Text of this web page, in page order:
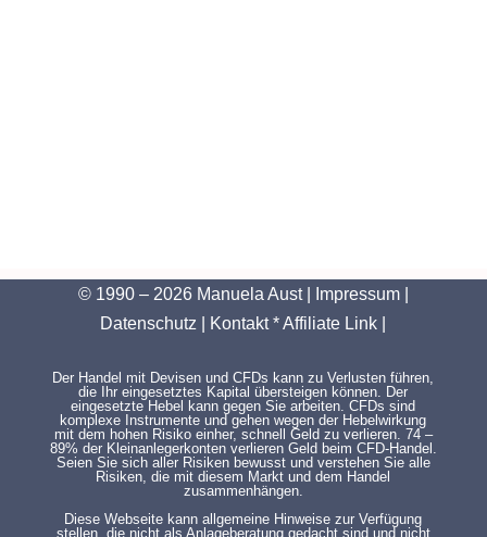
© 1990 – 2026 Manuela Aust | Impressum|
Datenschutz
Kontakt* Affiliate Link |
Der Handel mit Devisen und CFDs kann zu Verlusten führen,
die Ihr eingesetztes Kapital übersteigen können. Der
eingesetzte Hebel kann gegen Sie arbeiten. CFDs sind
komplexe Instrumente und gehen wegen der Hebelwirkung
mit dem hohen Risiko einher, schnell Geld zu verlieren. 74 –
89% der Kleinanlegerkonten verlieren Geld beim CFD-Handel.
Seien Sie sich aller Risiken bewusst und verstehen Sie alle
Risiken, die mit diesem Markt und dem Handel
zusammenhängen.
Diese Webseite kann allgemeine Hinweise zur Verfügung
stellen, die nicht als Anlageberatung gedacht sind und nicht